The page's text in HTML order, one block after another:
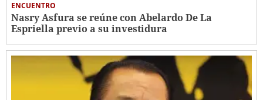
ENCUENTRO
Nasry Asfura se reúne con Abelardo De La
Espriella previo a su investidura